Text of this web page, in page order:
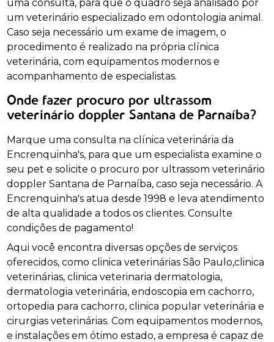
uma consulta, para que o quadro seja analisado por
um veterinário especializado em odontologia animal.
Caso seja necessário um exame de imagem, o
procedimento é realizado na própria clínica
veterinária, com equipamentos modernos e
acompanhamento de especialistas.
Onde fazer procuro por ultrassom
veterinário doppler Santana de Parnaíba?
Marque uma consulta na clínica veterinária da
Encrenquinha's, para que um especialista examine o
seu pet e solicite o procuro por ultrassom veterinário
doppler Santana de Parnaíba, caso seja necessário. A
Encrenquinha's atua desde 1998 e leva atendimento
de alta qualidade a todos os clientes. Consulte
condições de pagamento!
Aqui você encontra diversas opções de serviços
oferecidos, como clinica veterinárias São Paulo,clinica
veterinárias, clinica veterinaria dermatologia,
dermatologia veterinária, endoscopia em cachorro,
ortopedia para cachorro, clinica popular veterinária e
cirurgias veterinárias. Com equipamentos modernos,
e instalações em ótimo estado, a empresa é capaz de